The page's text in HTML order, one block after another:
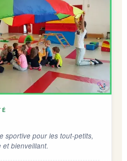
sportive pour les tout-petits,
bienveillant.